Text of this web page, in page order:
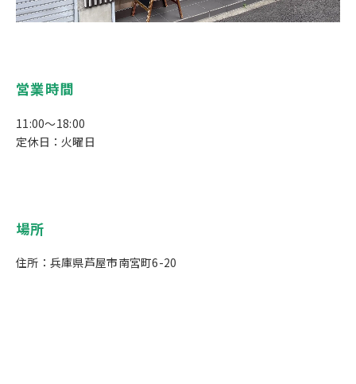
営業時間
11:00～18:00
定休日：火曜日
場所
住所：兵庫県芦屋市南宮町6-20